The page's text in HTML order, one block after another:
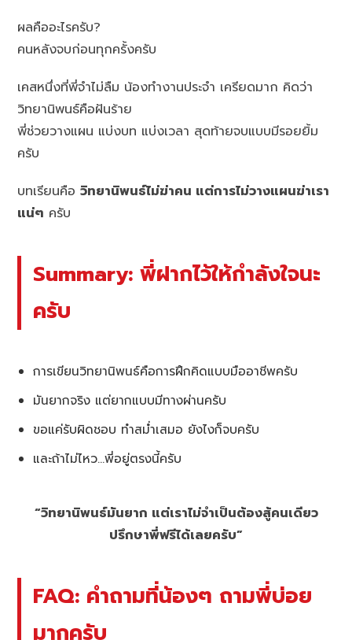
ผลคืออะไรครับ?
คนหลังจบก่อนทุกครั้งครับ
เคสหนึ่งที่พี่จำไม่ลืม น้องทำงานประจำ เครียดมาก คิดว่า
วิทยานิพนธ์คือฝันร้าย
พี่ช่วยวางแผน แบ่งบท แบ่งเวลา สุดท้ายจบแบบมีรอยยิ้ม
ครับ
บทเรียนคือวิทยานิพนธ์ไม่ฆ่าคน แต่การไม่วางแผนฆ่าเรา
แน่ๆ ครับ
Summary: พี่ฝากไว้ให้กำลังใจนะ
ครับ
การเขียนวิทยานิพนธ์คือการฝึกคิดแบบมืออาชีพครับ
มันยากจริง แต่ยากแบบมีทางผ่านครับ
ขอแค่รับผิดชอบ ทำสม่ำเสมอ ยังไงก็จบครับ
และถ้าไม่ไหว…พี่อยู่ตรงนี้ครับ
“วิทยานิพนธ์มันยาก แต่เราไม่จำเป็นต้องสู้คนเดียว
ปรึกษาพี่ฟรีได้เลยครับ”
FAQ: คำถามที่น้องๆ ถามพี่บ่อย
มากครับ